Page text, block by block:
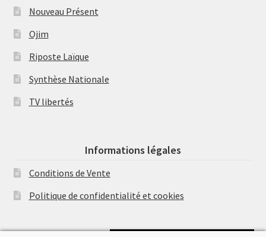
Nouveau Présent
Ojim
Riposte Laïque
Synthèse Nationale
TV libertés
Informations légales
Conditions de Vente
Politique de confidentialité et cookies